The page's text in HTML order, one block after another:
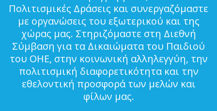
Πολιτισμικές Δράσεις και συνεργαζόμαστε
με οργανώσεις του εξωτερικού και της
χώρας μας. Στηριζόμαστε στη Διεθνή
Σύμβαση για τα Δικαιώματα του Παιδιού
του ΟΗΕ, στην κοινωνική αλληλεγγύη, την
πολιτισμική διαφορετικότητα και την
εθελοντική προσφορά των μελών και
φίλων μας.